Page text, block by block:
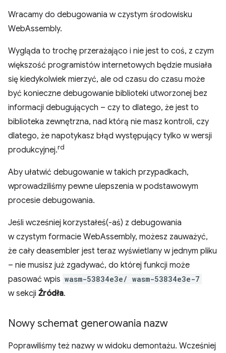
Wracamy do debugowania w czystym środowisku
WebAssembly.
Wygląda to trochę przerażająco i nie jest to coś, z czym
większość programistów internetowych będzie musiała
się kiedykolwiek mierzyć, ale od czasu do czasu może
być konieczne debugowanie biblioteki utworzonej bez
informacji debugujących – czy to dlatego, że jest to
biblioteka zewnętrzna, nad którą nie masz kontroli, czy
dlatego, że napotykasz błąd występujący tylko w wersji
produkcyjnej.rd
Aby ułatwić debugowanie w takich przypadkach,
wprowadziliśmy pewne ulepszenia w podstawowym
procesie debugowania.
Jeśli wcześniej korzystałeś(-aś) z debugowania
w czystym formacie WebAssembly, możesz zauważyć,
że cały deasembler jest teraz wyświetlany w jednym pliku
– nie musisz już zgadywać, do której funkcji może
pasować wpis wasm-53834e3e/ wasm-53834e3e-7
w sekcji Źródła.
Nowy schemat generowania nazw
Poprawiliśmy też nazwy w widoku demontażu. Wcześniej